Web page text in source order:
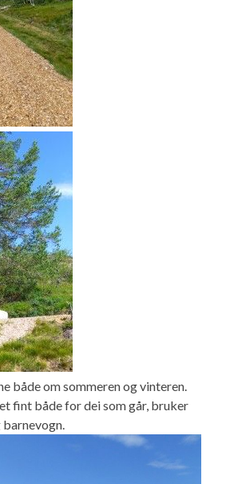
både om sommeren og vinteren.
fint både for dei som går, bruker